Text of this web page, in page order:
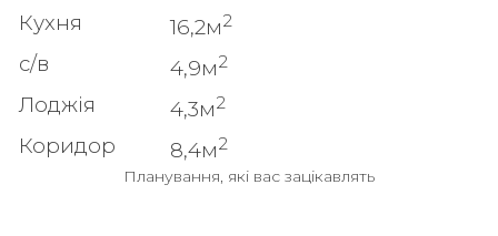
Кухня 16,2м2
с/в 4,9м2
Лоджія 4,3м2
Коридор 8,4м2
Планування, які вас зацікавлять